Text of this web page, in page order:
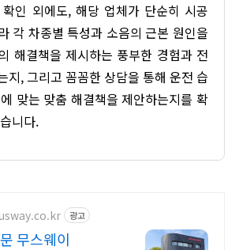
인 외에도, 해당 업체가 단순히 시공
각 차종별 특성과 소음의 근본 원인을
해결책을 제시하는 풍부한 경험과 전
지, 그리고 꼼꼼한 상담을 통해 운전 습
맞는 맞춤 해결책을 제안하는지를 확
니다.
광고
무스웨이